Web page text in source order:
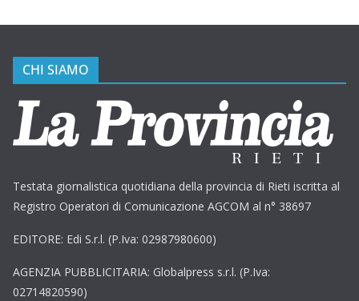
CHI SIAMO
Testata giornalistica quotidiana della provincia di Rieti iscritta al
Registro Operatori di Comunicazione AGCOM al n° 38697
EDITORE: Edi S.r.l. (P.Iva: 02987980600)
AGENZIA PUBBLICITARIA: Globalpress s.r.l. (P.Iva:
02714820590)